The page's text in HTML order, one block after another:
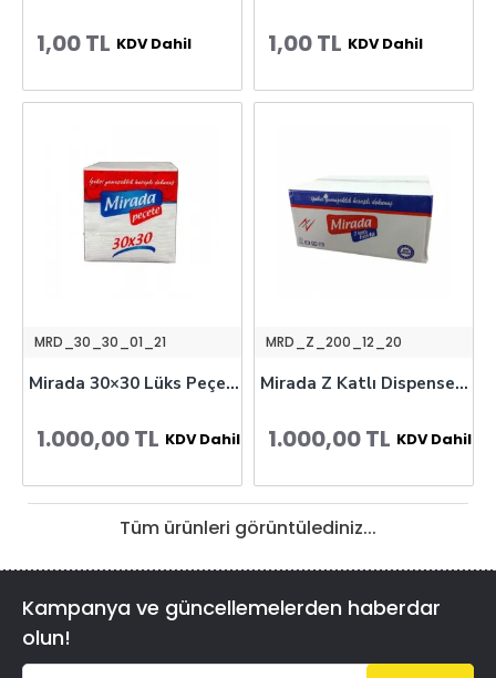
1,00 TL KDV Dahil 1,00 TL KDV Dahil
MRD_30_30_01_21
Mirada 30×30 Lüks Peçete 100 Adet
1.000,00 TL KDV Dahil
MRD_Z_200_12_20
Mirada Z Katlı Dispenser Havlu 200’lü
1.000,00 TL KDV Dahil
Tüm ürünleri görüntülediniz...
Kampanya ve güncellemelerden haberdar
olun!